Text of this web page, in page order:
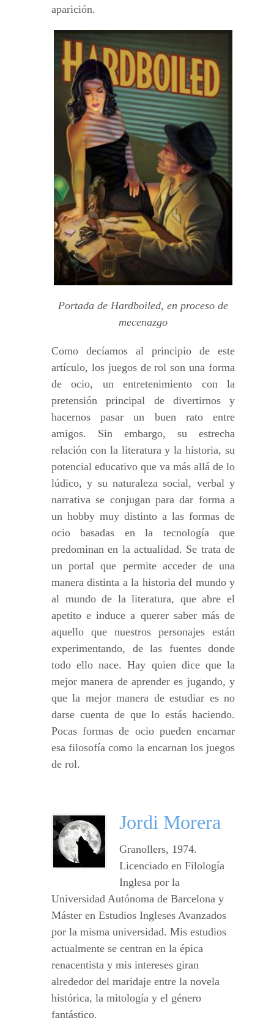
aparición.
Portada de Hardboiled, en proceso de
mecenazgo
Como decíamos al principio de este
artículo, los juegos de rol son una forma
de ocio, un entretenimiento con la
pretensión principal de divertirnos y
hacernos pasar un buen rato entre
amigos. Sin embargo, su estrecha
relación con la literatura y la historia, su
potencial educativo que va más allá de lo
lúdico, y su naturaleza social, verbal y
narrativa se conjugan para dar forma a
un hobby muy distinto a las formas de
ocio basadas en la tecnología que
predominan en la actualidad. Se trata de
un portal que permite acceder de una
manera distinta a la historia del mundo y
al mundo de la literatura, que abre el
apetito e induce a querer saber más de
aquello que nuestros personajes están
experimentando, de las fuentes donde
todo ello nace. Hay quien dice que la
mejor manera de aprender es jugando, y
que la mejor manera de estudiar es no
darse cuenta de que lo estás haciendo.
Pocas formas de ocio pueden encarnar
esa filosofía como la encarnan los juegos
de rol.
Jordi Morera
Granollers, 1974.
Licenciado en Filología
Inglesa por la
Universidad Autónoma de Barcelona y
Máster en Estudios Ingleses Avanzados
por la misma universidad. Mis estudios
actualmente se centran en la épica
renacentista y mis intereses giran
alrededor del maridaje entre la novela
histórica, la mitología y el género
fantástico.